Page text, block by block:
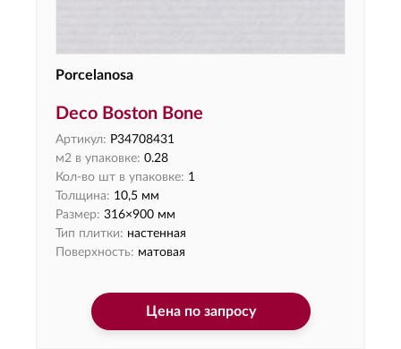
Porcelanosa
Deco Boston Bone
Артикул: P34708431
м2 в упаковке: 0.28
Кол-во шт в упаковке: 1
Толщина: 10,5 мм
Размер: 316×900 мм
Тип плитки: настенная
Поверхность: матовая
Цена по запросу